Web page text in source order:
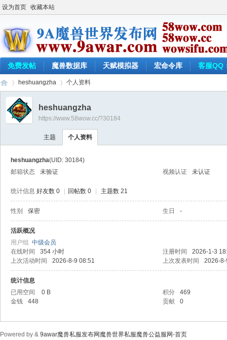
设为首页 收藏本站
免费发帖 魔兽数据库 天赋模拟器 宏命令库 客服QQ
›
heshuangzha 个人资料
heshuangzha
https://www.58wow.cc/?30184
主题 个人资料
heshuangzha(UID: 30184)
邮箱状态
未验证 视频认证 未认证
统计信息 好友数 0 回帖数 0 主题数 21
性别 保密 生日 -
活跃概况
用户组 中级会员
在线时间
354 小时 注册时间
2026-1-3
上次活动时间
2026-8-9 08:51 上次发表时间 2026-
统计信息
已用空间
0 B 积分
469
金钱
448 贡献 0
Powered by & 9awar魔兽私服发布网魔兽世界私服魔兽公益服网-首页